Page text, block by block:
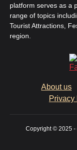
platform serves as a
range of topics
Tourist Attractions,
region.
About us
Privacy
Copyright © 2025 -